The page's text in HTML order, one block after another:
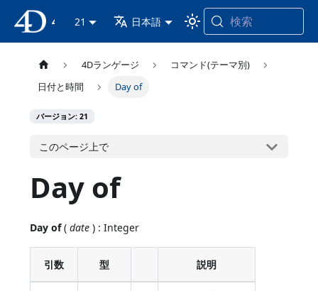
21 日本語 検索
4Dランゲージ
コマンド(テーマ別)
日付と時間
Day of
バージョン: 21
このページ上で
Day of
Day of(date ) : Integer
引数 型 説明